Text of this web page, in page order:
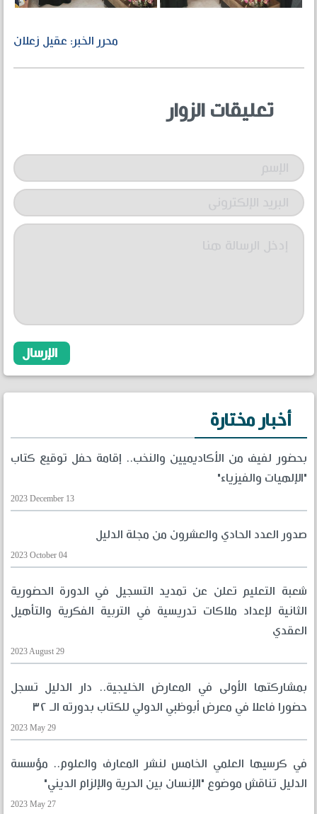
محرر الخبر: عقيل زعلان
تعليقات الزوار
أخبار مختارة
بحضور لفيف من الأكاديميين والنخب.. إقامة حفل توقيع كتاب
"الإلهيات والفيزياء"
2023 December 13
صدور العدد الحادي والعشرون من مجلة الدليل
2023 October 04
شعبة التعليم تعلن عن تمديد التسجيل في الدورة الحضورية
الثانية لإعداد ملاكات تدريسية في التربية الفكرية والتأهيل
العقدي
2023 August 29
بمشاركتها الأولى في المعارض الخليجية.. دار الدليل تسجل
حضورا فاعلا في معرض أبوظبي الدولي للكتاب بدورته الـ ٣٢
2023 May 29
في كرسيها العلمي الخامس لنشر المعارف والعلوم.. مؤسسة
الدليل تناقش موضوع "الإنسان بين الحرية والإلزام الديني"
2023 May 27